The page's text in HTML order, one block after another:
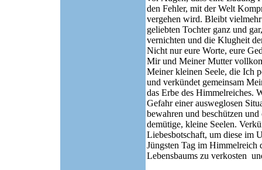
den Fehler, mit der Welt
vergehen wird. Bleibt
geliebten Tochter ganz und
vernichten und die Klugheit
Nicht nur eure Worte, eure
Mir und Meiner Mutter
Meiner kleinen Seele, die Ich
und verkündet gemeinsam
das Erbe des Himmelreiches.
Gefahr einer ausweglosen
bewahren und beschützen
demütige, kleine Seelen.
Liebesbotschaft, um diese im
Jüngsten Tag im Himmelreich
Lebensbaums zu verkosten